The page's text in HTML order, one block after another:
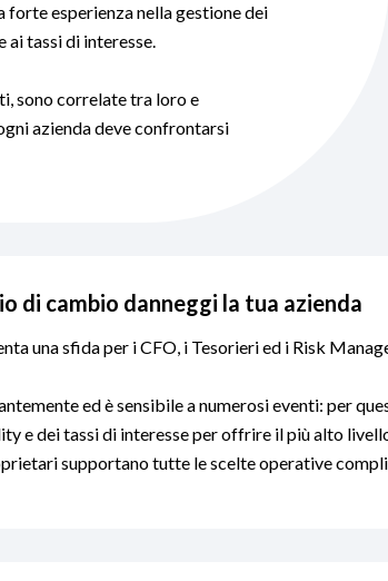
esperienza nella gestione dei
ai tassi di interesse.
sono correlate tra loro e
azienda deve confrontarsi
di cambio danneggi la tua azienda
una sfida per i CFO, i Tesorieri ed i Risk
ed è sensibile a numerosi eventi: per
e dei tassi di interesse per offrire il più alto
supportano tutte le scelte operative